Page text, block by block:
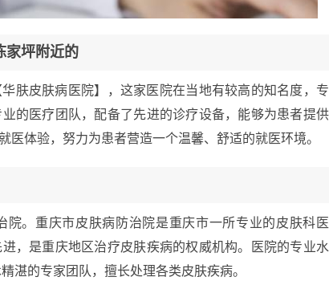
家坪附近的
肤皮肤病医院】，这家医院在当地有较高的知名度，专
的医疗团队，配备了先进的诊疗设备，能够为患者提供
体验，努力为患者营造一个温馨、舒适的就医环境。
院。重庆市皮肤病防治院是重庆市一所专业的皮肤科医
，是重庆地区治疗皮肤疾病的权威机构。医院的专业水
湛的专家团队，擅长处理各类皮肤疾病。